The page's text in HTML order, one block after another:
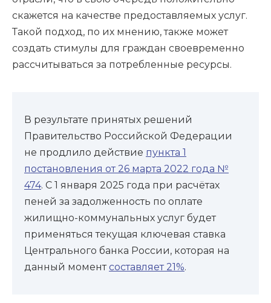
скажется на качестве предоставляемых услуг.
Такой подход, по их мнению, также может
создать стимулы для граждан своевременно
рассчитываться за потребленные ресурсы.
В результате принятых решений
Правительство Российской Федерации
не продлило действие пункта 1
постановления от 26 марта 2022 года №
474. С 1 января 2025 года при расчётах
пеней за задолженность по оплате
жилищно-коммунальных услуг будет
применяться текущая ключевая ставка
Центрального банка России, которая на
данный моментсоставляет 21%.